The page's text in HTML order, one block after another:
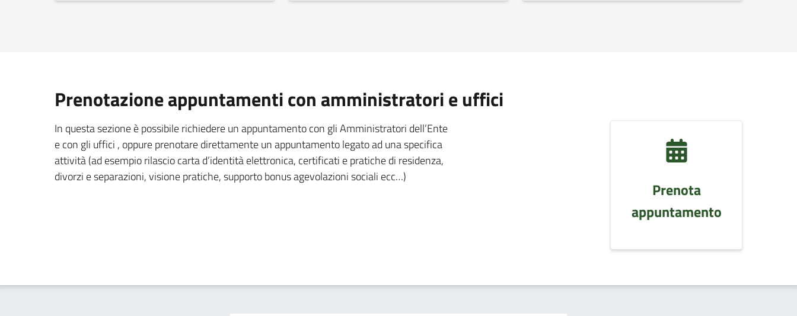
Prenotazione appuntamenti con amministratori e uffici
In questa sezione è possibile richiedere un appuntamento con gli Amministratori dell’Ente
e con gli uffici , oppure prenotare direttamente un appuntamento legato ad una specifica
attività (ad esempio rilascio carta d’identità elettronica, certificati e pratiche di residenza,
divorzi e separazioni, visione pratiche, supporto bonus agevolazioni sociali ecc…)
Prenota
appuntamento